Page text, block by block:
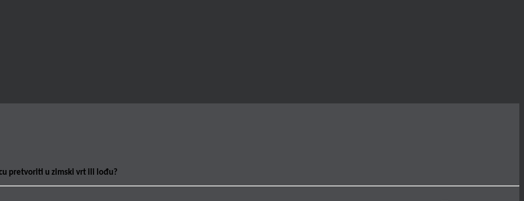
pretvoriti u zimski vrt ili lođu?